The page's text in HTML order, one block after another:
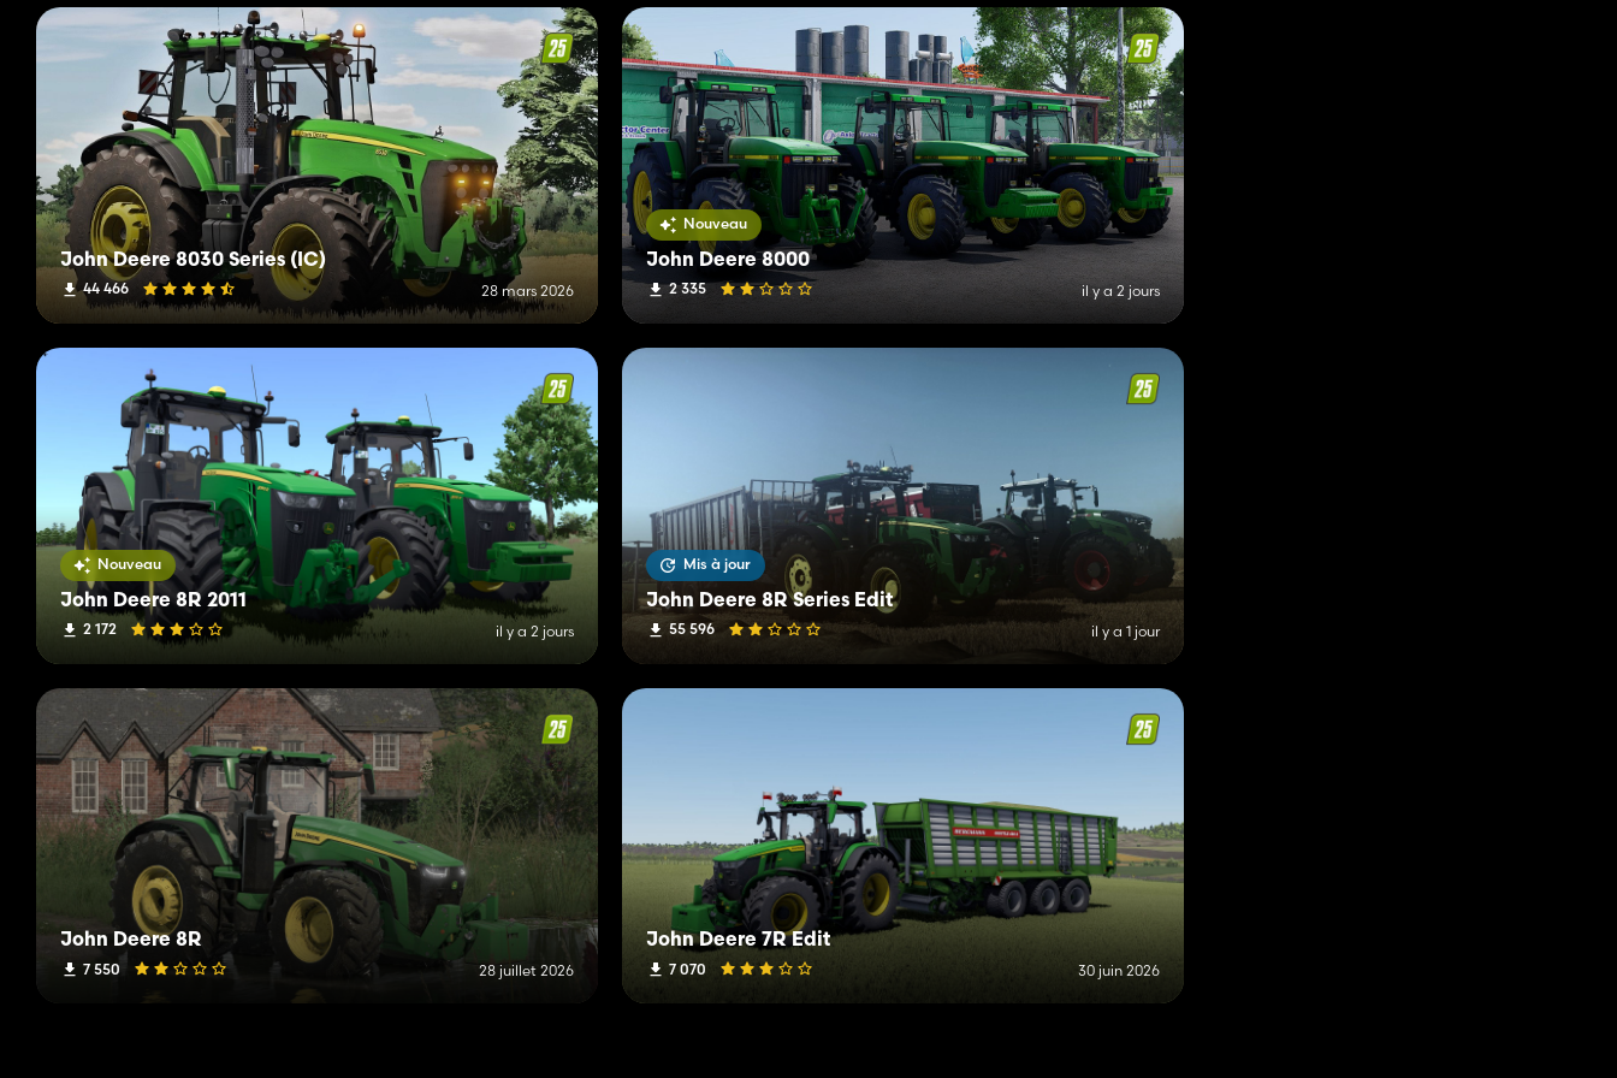
John Deere 8030 Series (IC)
44 466 28 mars 2026
Nouveau
John Deere 8000
2 335 il y a 2 jours
Nouveau
John Deere 8R 2011
2 172 il y a 2 jours
Mis à jour
John Deere 8R Series Edit
55 596 il y a 1 jour
John Deere 8R
7 550 28 juillet 2026
John Deere 7R Edit
7 070 30 juin 2026